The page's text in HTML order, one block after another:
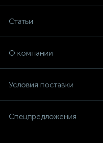
Статьи
О компании
Условия поставки
Спецпредложения